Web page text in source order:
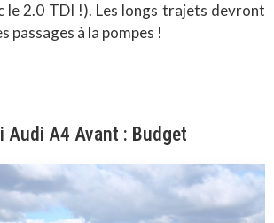
le 2.0 TDI !). Les longs trajets devront
passages à la pompes !
Audi A4 Avant : Budget